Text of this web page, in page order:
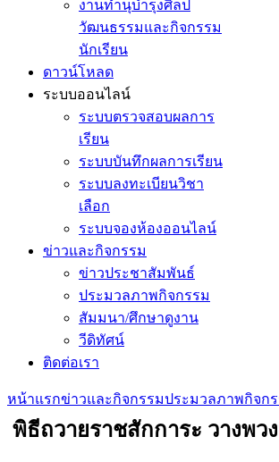
งานทำนุบำรุงศิลป
วัฒนธรรมและกิจกรรม
นักเรียน
ดาวน์โหลด
ระบบออนไลน์
ระบบตรวจสอบผลการ
เรียน
ระบบบันทึกผลการเรียน
ระบบลงทะเบียนวิชา
เลือก
ระบบจองห้องออนไลน์
ข่าวและกิจกรรม
ข่าวประชาสัมพันธ์
ประมวลภาพกิจกรรม
สัมมนา/ศึกษาดูงาน
วีดิทัศน์
ติดต่อเรา
หน้าแรกข่าวและกิจกรรมประมวลภาพกิจก
พิธีถวายราชสักการะ วางพว